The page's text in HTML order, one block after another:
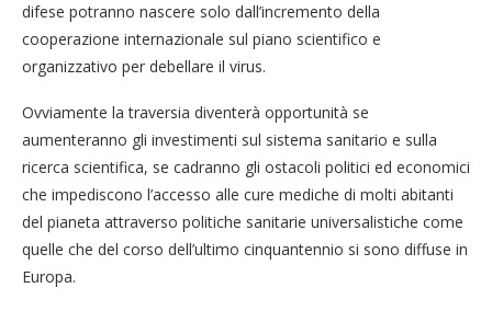
difese potranno nascere solo dall’incremento della
cooperazione internazionale sul piano scientifico e
organizzativo per debellare il virus.
Ovviamente la traversia diventerà opportunità se
aumenteranno gli investimenti sul sistema sanitario e sulla
ricerca scientifica, se cadranno gli ostacoli politici ed economici
che impediscono l’accesso alle cure mediche di molti abitanti
del pianeta attraverso politiche sanitarie universalistiche come
quelle che del corso dell’ultimo cinquantennio si sono diffuse in
Europa.